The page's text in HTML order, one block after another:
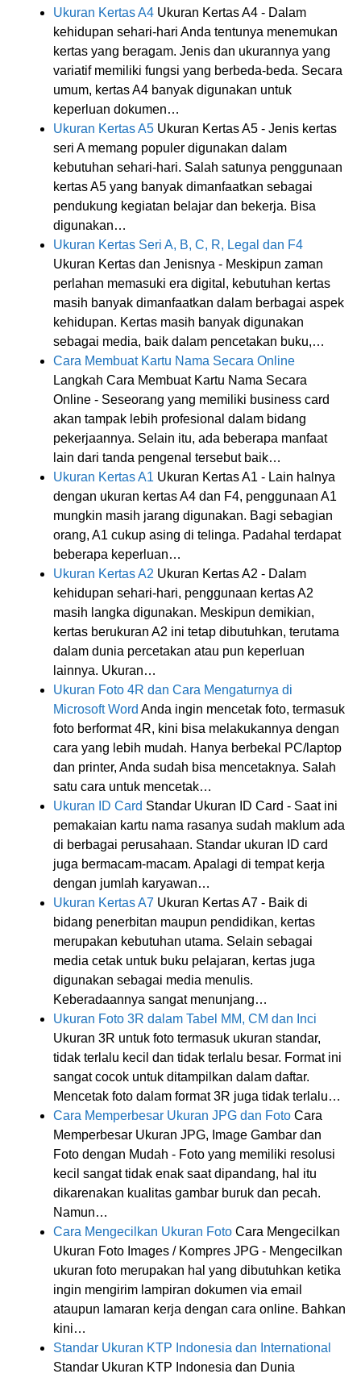
Ukuran Kertas A4 Ukuran Kertas A4 - Dalam
kehidupan sehari-hari Anda tentunya menemukan
kertas yang beragam. Jenis dan ukurannya yang
variatif memiliki fungsi yang berbeda-beda. Secara
umum, kertas A4 banyak digunakan untuk
keperluan dokumen…
Ukuran Kertas A5 Ukuran Kertas A5 - Jenis kertas
seri A memang populer digunakan dalam
kebutuhan sehari-hari. Salah satunya penggunaan
kertas A5 yang banyak dimanfaatkan sebagai
pendukung kegiatan belajar dan bekerja. Bisa
digunakan…
Ukuran Kertas Seri A, B, C, R, Legal dan F4
Ukuran Kertas dan Jenisnya - Meskipun zaman
perlahan memasuki era digital, kebutuhan kertas
masih banyak dimanfaatkan dalam berbagai aspek
kehidupan. Kertas masih banyak digunakan
sebagai media, baik dalam pencetakan buku,…
Cara Membuat Kartu Nama Secara Online
Langkah Cara Membuat Kartu Nama Secara
Online - Seseorang yang memiliki business card
akan tampak lebih profesional dalam bidang
pekerjaannya. Selain itu, ada beberapa manfaat
lain dari tanda pengenal tersebut baik…
Ukuran Kertas A1 Ukuran Kertas A1 - Lain halnya
dengan ukuran kertas A4 dan F4, penggunaan A1
mungkin masih jarang digunakan. Bagi sebagian
orang, A1 cukup asing di telinga. Padahal terdapat
beberapa keperluan…
Ukuran Kertas A2 Ukuran Kertas A2 - Dalam
kehidupan sehari-hari, penggunaan kertas A2
masih langka digunakan. Meskipun demikian,
kertas berukuran A2 ini tetap dibutuhkan, terutama
dalam dunia percetakan atau pun keperluan
lainnya. Ukuran…
Ukuran Foto 4R dan Cara Mengaturnya di
Microsoft Word Anda ingin mencetak foto, termasuk
foto berformat 4R, kini bisa melakukannya dengan
cara yang lebih mudah. Hanya berbekal PC/laptop
dan printer, Anda sudah bisa mencetaknya. Salah
satu cara untuk mencetak…
Ukuran ID Card Standar Ukuran ID Card - Saat ini
pemakaian kartu nama rasanya sudah maklum ada
di berbagai perusahaan. Standar ukuran ID card
juga bermacam-macam. Apalagi di tempat kerja
dengan jumlah karyawan…
Ukuran Kertas A7 Ukuran Kertas A7 - Baik di
bidang penerbitan maupun pendidikan, kertas
merupakan kebutuhan utama. Selain sebagai
media cetak untuk buku pelajaran, kertas juga
digunakan sebagai media menulis.
Keberadaannya sangat menunjang…
Ukuran Foto 3R dalam Tabel MM, CM dan Inci
Ukuran 3R untuk foto termasuk ukuran standar,
tidak terlalu kecil dan tidak terlalu besar. Format ini
sangat cocok untuk ditampilkan dalam daftar.
Mencetak foto dalam format 3R juga tidak terlalu…
Cara Memperbesar Ukuran JPG dan Foto Cara
Memperbesar Ukuran JPG, Image Gambar dan
Foto dengan Mudah - Foto yang memiliki resolusi
kecil sangat tidak enak saat dipandang, hal itu
dikarenakan kualitas gambar buruk dan pecah.
Namun…
Cara Mengecilkan Ukuran Foto Cara Mengecilkan
Ukuran Foto Images / Kompres JPG - Mengecilkan
ukuran foto merupakan hal yang dibutuhkan ketika
ingin mengirim lampiran dokumen via email
ataupun lamaran kerja dengan cara online. Bahkan
kini…
Standar Ukuran KTP Indonesia dan International
Standar Ukuran KTP Indonesia dan Dunia